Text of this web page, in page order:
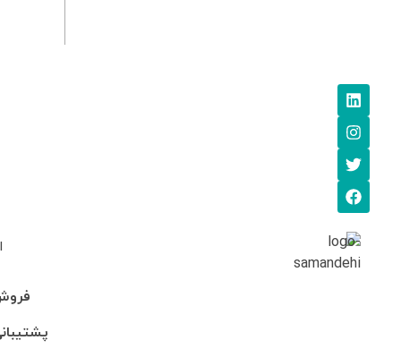
فروش:
پشتیبانی: 95-